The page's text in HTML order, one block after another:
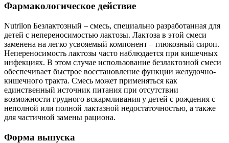
Фармакологическое действие
Nutrilon Безлактозный – смесь, специально разработанная для
детей с непереносимостью лактозы. Лактоза в этой смеси
заменена на легко усвояемый компонент – глюкозный сироп.
Непереносимость лактозы часто наблюдается при кишечных
инфекциях. В этом случае использование безлактозной смеси
обеспечивает быстрое восстановление функции желудочно-
кишечного тракта. Смесь может применяться как
единственный источник питания при отсутствии
возможности грудного вскармливания у детей с рождения с
неполной или полной лактазной недостаточностью, а также
для частичной замены рациона.
Форма выпуска